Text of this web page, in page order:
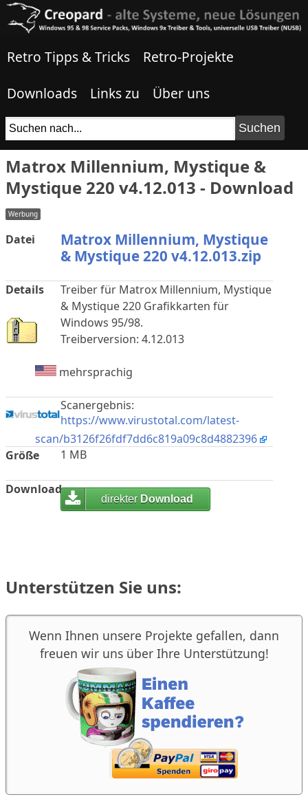
Retro Tipps & Tricks
Retro-Projekte
Downloads
Links zu Über uns
Matrox Millennium, Mystique &
Mystique 220 v4.12.013 - Download
Datei
Matrox Millennium, Mystique
& Mystique 220 v4.12.013.zip
Details
Treiber für Matrox Millennium, Mystique
& Mystique 220 Grafikkarten für
Windows 95/98.
Treiberversion: 4.12.013
mehrsprachig
Scanergebnis:
https://www.virustotal.com/latest-
scan/b3126f26fdf7dd6c819a09c8d4882396
Größe
1 MB
Download
direkter Download
Unterstützen Sie uns:
Wenn Ihnen unsere Projekte gefallen, dann
freuen wir uns über Ihre Unterstützung!